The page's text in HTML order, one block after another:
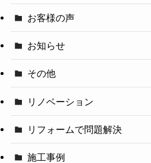
お客様の声
お知らせ
その他
リノベーション
リフォームで問題解決
施工事例